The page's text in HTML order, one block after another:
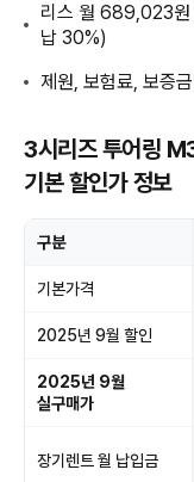
리스 월 689,023원
납 30%)
제원, 보험료, 보증
3시리즈 투어링
기본 할인가 정보
구분
기본가격
2025년 9월 할인
2025년 9월
실구매가
장기렌트 월 납입금